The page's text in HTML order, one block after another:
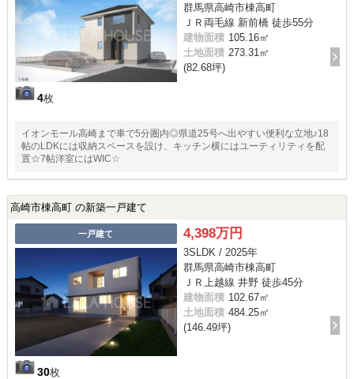
4枚
群馬県高崎市棟高町
ＪＲ両毛線 新前橋 徒歩55分
建物面積 105.16㎡
土地面積 273.31㎡
(82.68坪)
イオンモール高崎まで車で5分圏内◎県道25号へ出やすい便利な立地♪18
帖のLDKには収納スペースを設け、キッチン横にはユーティリティを配
置☆7帖洋室にはWIC☆
高崎市棟高町 の新築一戸建て
一戸建て
30枚
4,398万円
3SLDK / 2025年
群馬県高崎市棟高町
ＪＲ上越線 井野 徒歩45分
建物面積 102.67㎡
土地面積 484.25㎡
(146.49坪)